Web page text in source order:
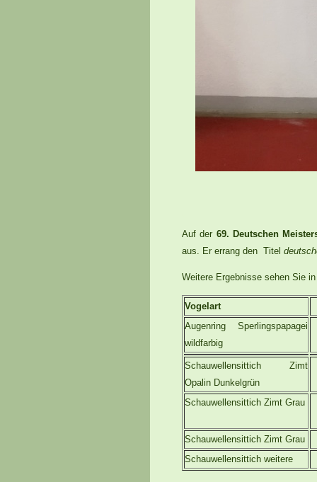
Auf der 69. Deutschen
aus. Er errang den Titel
Weitere Ergebnisse sehen Sie
Vogelart
Augenring Sperlingspapagei
wildfarbig
Schauwellensittich Zimt
Opalin Dunkelgrün
Schauwellensittich Zimt Grau
Schauwellensittich Zimt Grau
Schauwellensittich weitere